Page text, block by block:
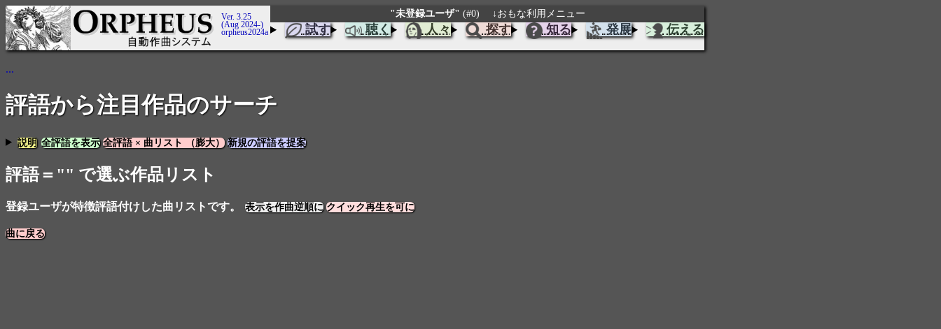
Ver. 3.25
(Aug 2024-)
orpheus2024a
"未登録ユーザ" (#0) ↓おもな利用メニュー
試す 聴く 人々 探す 知る 発展 伝える
...
評語から注目作品のサーチ
説明 全評語を表示 全評語 × 曲リスト （膨大） 新規の評語を提案
評語＝"" で選ぶ作品リスト
登録ユーザが特徴評語付けした曲リストです。 表示を作曲逆順に クイック再生を可に
曲に戻る